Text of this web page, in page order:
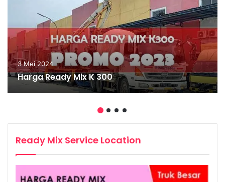
3 Mei 2024
Harga Ready Mix K 300
Ready Mix Service Location